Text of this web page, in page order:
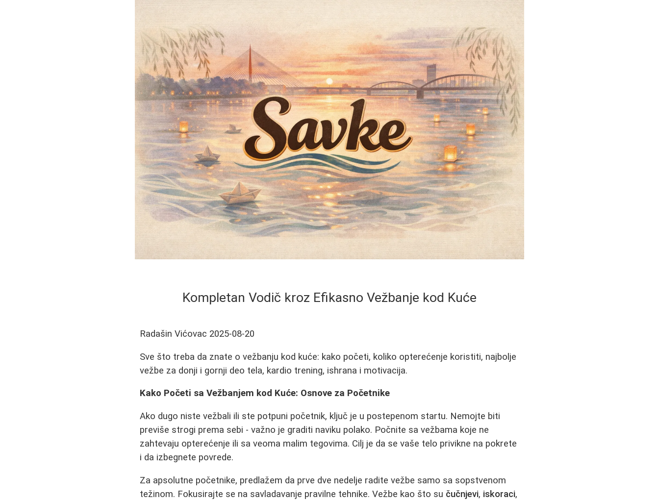
Kompletan Vodič kroz Efikasno Vežbanje kod Kuće
Radašin Vićovac 2025-08-20
Sve što treba da znate o vežbanju kod kuće: kako početi, koliko opterećenje koristiti, najbolje
vežbe za donji i gornji deo tela, kardio trening, ishrana i motivacija.
Kako Početi sa Vežbanjem kod Kuće: Osnove za Početnike
Ako dugo niste vežbali ili ste potpuni početnik, ključ je u postepenom startu. Nemojte biti
previše strogi prema sebi - važno je graditi naviku polako. Počnite sa vežbama koje ne
zahtevaju opterećenje ili sa veoma malim tegovima. Cilj je da se vaše telo privikne na pokrete
i da izbegnete povrede.
Za apsolutne početnike, predlažem da prve dve nedelje radite vežbe samo sa sopstvenom
težinom. Fokusirajte se na savladavanje pravilne tehnike. Vežbe kao što su čučnjevi, iskoraci,